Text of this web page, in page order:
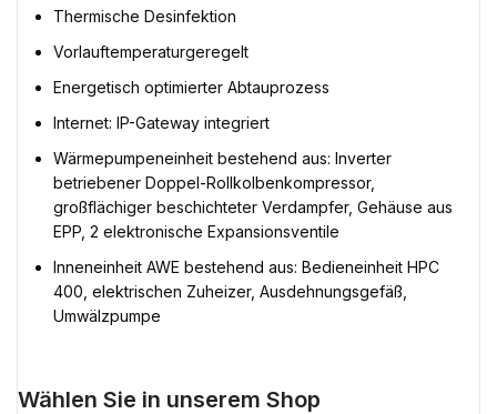
Thermische Desinfektion
Vorlauftemperaturgeregelt
Energetisch optimierter Abtauprozess
Internet: IP-Gateway integriert
Wärmepumpeneinheit bestehend aus: Inverter
betriebener Doppel-Rollkolbenkompressor,
großflächiger beschichteter Verdampfer, Gehäuse aus
EPP, 2 elektronische Expansionsventile
Inneneinheit AWE bestehend aus: Bedieneinheit HPC
400, elektrischen Zuheizer, Ausdehnungsgefäß,
Umwälzpumpe
Wählen Sie in unserem Shop